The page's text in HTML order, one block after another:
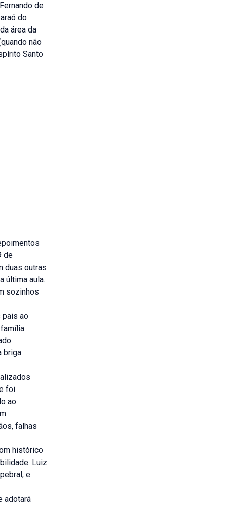
de
do
área da
não
Santo
de
duas outras
última aula.
sozinhos
pais ao
briga
foi
ao
falhas
histórico
Luiz
e
adotará